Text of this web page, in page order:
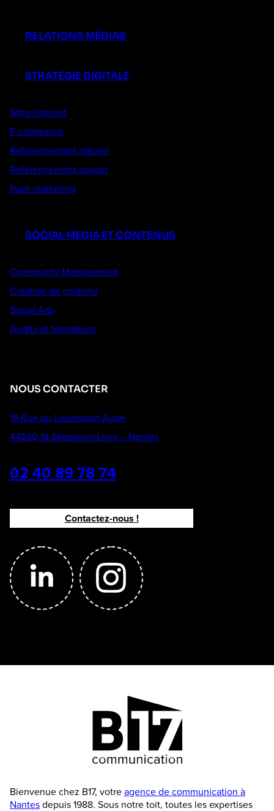
RELATIONS MÉDIAS
STRATÉGIE DIGITALE
Sites internet
E-commerce
Référencement naturel
Référencement payant
Push marketing
SOCIAL MEDIA ET CONTENUS
Community Management
Création de contenu
Social Ads
Audits et formations
NOUS CONTACTER
19 Rue du Lieutenant Augé
44230 St Sébastien/Loire – Nantes
02 40 89 78 74
Contactez-nous !
Bienvenue chez B17, votreagence de communication à
Nantesdepuis 1988. Sous notre toit, toutes les expertises